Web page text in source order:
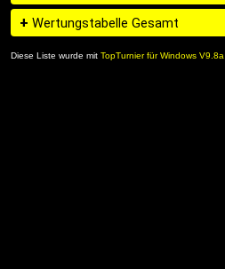
+ Wertungstabelle Gesamt
Diese Liste wurde mit TopTurnier für Windows V9.8a